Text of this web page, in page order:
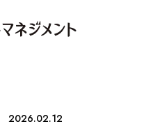
なかの日本成長ファンド
なかの世界成長ファンド
会社情報
よくあるご質問
2026.02.12